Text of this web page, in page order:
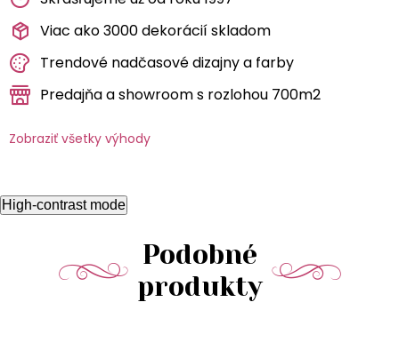
Viac ako 3000 dekorácií skladom
Trendové nadčasové dizajny a farby
Predajňa a showroom s rozlohou 700m2
Zobraziť všetky výhody
High-contrast mode
Podobné
produkty